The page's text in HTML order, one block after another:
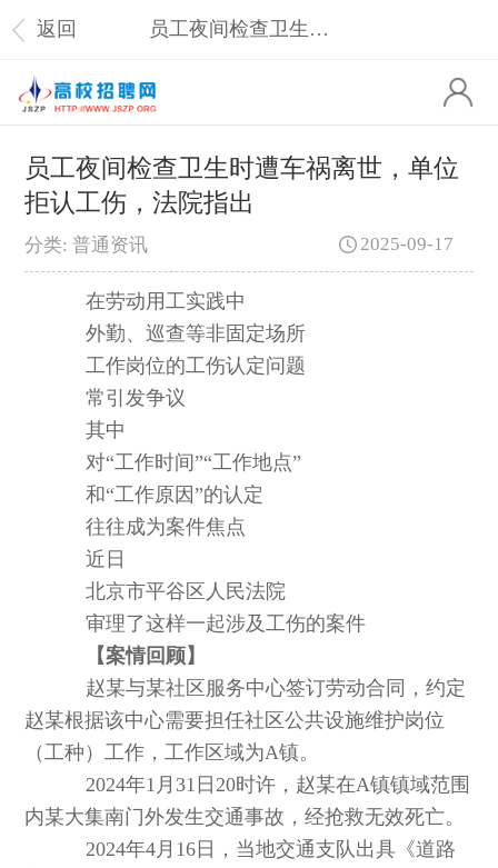
返回 员工夜间检查卫生时遭车祸离世，单位拒认工伤，法院指出
员工夜间检查卫生时遭车祸离世，单位
拒认工伤，法院指出
分类: 普通资讯 2025-09-17
在劳动用工实践中
外勤、巡查等非固定场所
工作岗位的工伤认定问题
常引发争议
其中
对“工作时间”“工作地点”
和“工作原因”的认定
往往成为案件焦点
近日
北京市平谷区人民法院
审理了这样一起涉及工伤的案件
【案情回顾】
赵某与某社区服务中心签订劳动合同，约定
赵某根据该中心需要担任社区公共设施维护岗位
（工种）工作，工作区域为A镇。
2024年1月31日20时许，赵某在A镇镇域范围
内某大集南门外发生交通事故，经抢救无效死亡。
2024年4月16日，当地交通支队出具《道路